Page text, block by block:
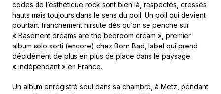
codes de l’esthétique rock sont bien là, respectés, dressés
hauts mais toujours dans le sens du poil. Un poil qui devient
pourtant franchement hirsute dès qu’on se penche sur
« Basement dreams are the bedroom cream », premier
album solo sorti (encore) chez Born Bad, label qui prend
décidément de plus en plus de place dans le paysage
« indépendant » en France.
Un album enregistré seul dans sa chambre, à Metz, pendant